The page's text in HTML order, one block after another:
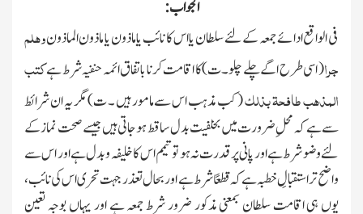
الجواب :
فی الواقع ادائے جمعہ کے لئے سلطان یا اس کا نائب یا ماذون یا ماذون الماذونوھلم
جرا( اسی طرح اگے چلے چلو۔ ت) کا اقامت کرنا باتفاق ائمہ حنفیہ شرط ہےکتب
المذھب طافحۃ بذلك( کب مذہب اس سے مامور ہیں ۔ ت) مگر یہ ان شرائط
سے ہے کہ محلِ ضرورت میں بخلفیت بدل ساقط ہوجاتی ہیں جیسے صحت نماز کے
لئے وضو شرط ہے اور پانی پر قدرت نہ ہو تو تیمم اس کا خلیفہ وبدل ہے اور اس سے
واضح ترا ستقبالِ خطبہ ہے کہ قطعًا شرط ہے اور بحال تعذر جہت تحری اس کی نائب ،
یوں ہی اقامت سلطان بمعنی مذکور ضرور شرط جمعہ ہے اور یہاں بوجہ تعین